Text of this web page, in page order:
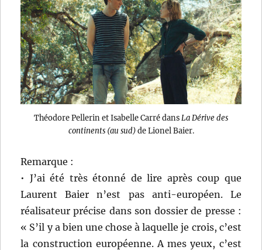
Théodore Pellerin et Isabelle Carré dans La Dérive des
continents (au sud)de Lionel Baier.
Remarque :
• J’ai été très étonné de lire après coup que
Laurent Baier n’est pas anti-européen. Le
réalisateur précise dans son dossier de presse :
« S’il y a bien une chose à laquelle je crois, c’est
la construction européenne. A mes yeux, c’est